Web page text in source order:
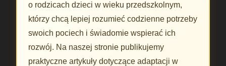
o rodzicach dzieci w wieku przedszkolnym,
którzy chcą lepiej rozumieć codzienne potrzeby
swoich pociech i świadomie wspierać ich
rozwój. Na naszej stronie publikujemy
praktyczne artykuły dotyczące adaptacji w